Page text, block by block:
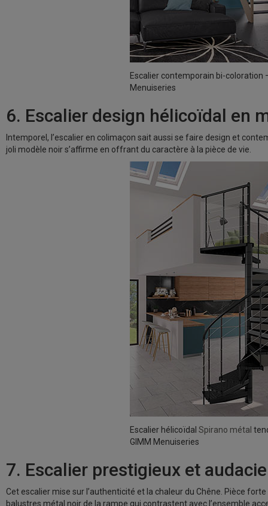
Escalier contemporain bi-coloration
Menuiseries
6. Escalier design hélicoïdal en
Intemporel, l’escalier en colimaçon sait aussi se faire design et
joli modèle noir s’affirme en offrant du caractère à la pièce de vie.
Escalier hélicoïdal Spirano métal
GIMM Menuiseries
7. Escalier prestigieux et
Cet escalier mise sur l’authenticité et la chaleur du Chêne. Pièce
balustres métal noir de la rampe qui contrastent avec l’ensemble